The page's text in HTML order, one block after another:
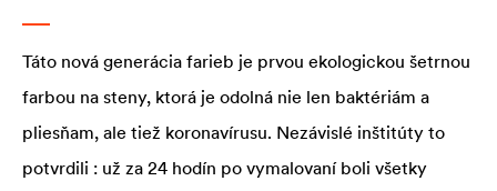
Táto nová generácia farieb je prvou ekologickou šetrnou
farbou na steny, ktorá je odolná nie len baktériám a
pliesňam, ale tiež koronavírusu. Nezávislé inštitúty to
potvrdili : už za 24 hodín po vymalovaní boli všetky